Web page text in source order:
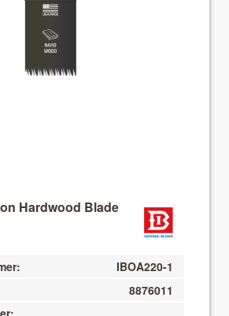
Hardwood Blade
IBOA220-1
8876011